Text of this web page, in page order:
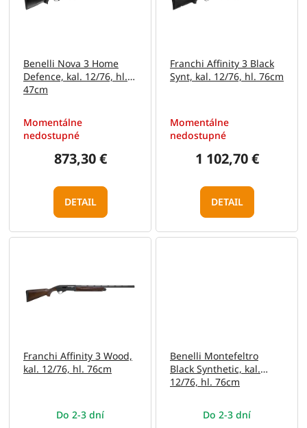
Benelli Nova 3 Home
Defence, kal. 12/76, hl.
47cm
Momentálne
nedostupné
873,30 €
DETAIL
Franchi Affinity 3 Black
Synt, kal. 12/76, hl. 76cm
Momentálne
nedostupné
1 102,70 €
DETAIL
Franchi Affinity 3 Wood,
kal. 12/76, hl. 76cm
Do 2-3 dní
Benelli Montefeltro
Black Synthetic, kal.
12/76, hl. 76cm
Do 2-3 dní